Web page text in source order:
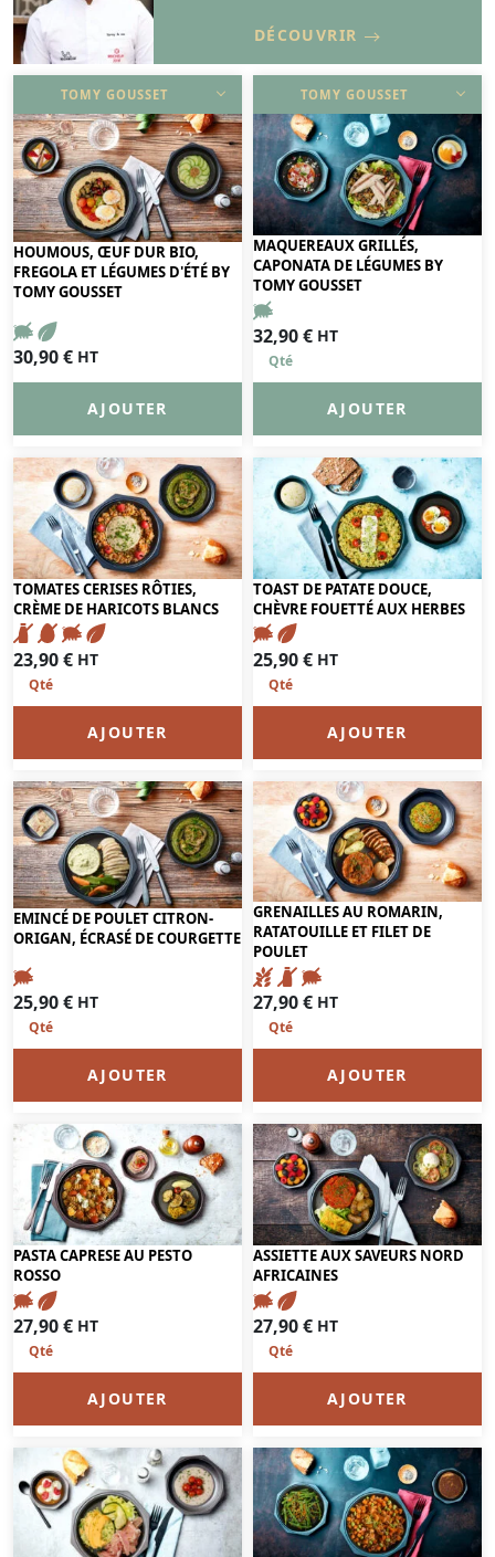
DÉCOUVRIR
TOMY GOUSSET
DÉCOUVRIR
HOUMOUS, ŒUF DUR BIO,
FREGOLA ET LÉGUMES D'ÉTÉ BY
TOMY GOUSSET
30,90€ HT
AJOUTER
TOMY GOUSSET
DÉCOUVRIR
MAQUEREAUX GRILLÉS,
CAPONATA DE LÉGUMES BY
TOMY GOUSSET
32,90€ HT
AJOUTER
TOMATES CERISES RÔTIES,
CRÈME DE HARICOTS BLANCS
23,90€ HT
AJOUTER
TOAST DE PATATE DOUCE,
CHÈVRE FOUETTÉ AUX HERBES
25,90€ HT
AJOUTER
EMINCÉ DE POULET CITRON-
ORIGAN, ÉCRASÉ DE COURGETTE
25,90€ HT
AJOUTER
GRENAILLES AU ROMARIN,
RATATOUILLE ET FILET DE
POULET
27,90€ HT
AJOUTER
PASTA CAPRESE AU PESTO
ROSSO
27,90€ HT
AJOUTER
ASSIETTE AUX SAVEURS NORD
AFRICAINES
27,90€ HT
AJOUTER